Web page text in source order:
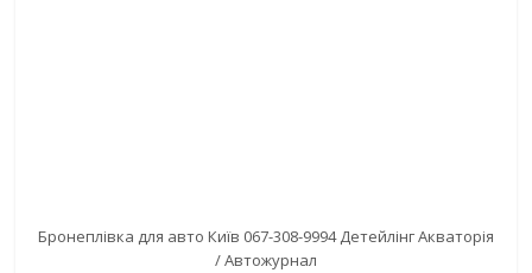
Бронеплівка для авто Київ 067-308-9994 Детейлінг Акваторія
/ Автожурнал